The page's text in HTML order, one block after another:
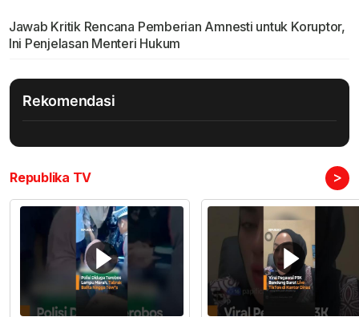
Jawab Kritik Rencana Pemberian Amnesti untuk Koruptor,
Ini Penjelasan Menteri Hukum
Rekomendasi
Republika TV >